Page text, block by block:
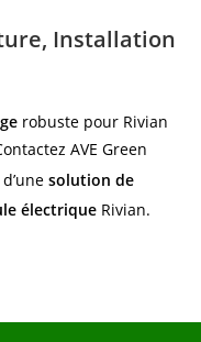
Installation
robuste pour Rivian
AVE Green
solution de
électrique Rivian.